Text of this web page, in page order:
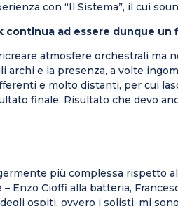
con “Il Sistema”, il cui
continua ad essere dunque
atmosfere orchestrali
e la presenza, a volte
e molto distanti, per cui
finale. Risultato che devo
più complessa
Cioffi alla batteria,
ospiti, ovvero i solisti, mi